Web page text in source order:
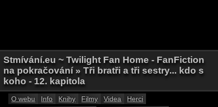
Stmívání.eu ~ Twilight Fan Home - FanFiction
na pokračování » Tři bratři a tři sestry... kdo s
koho - 12. kapitola
O webu Info Knihy Filmy Videa
Herci